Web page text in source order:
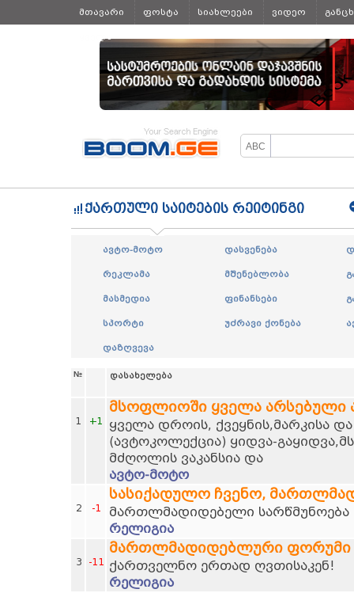
მთავარი ფოსტა სიახლეები ვიდეო
ყველა
ქართული საიტების რეიტინგი
ავტო-მოტო დასვენება
რეკლამა მშენებლობა
მასმედია ფინანსები
სპორტი უძრავი ქონება
დაზღვევა
№ დასახელება
1 +1
მსოფლიოში ყველა არსებული
ყველა დროის, ქვეყნის,მარკისა
(ავტოკოლექცია) ყიდვა-
მძღოლის ვაკანსია და
ავტო-მოტო
2 -1
სასიქადულო ჩვენო,
მართლმადიდებელი სარწმუნოება
რელიგია
3 -11
მართლმადიდებლური ფორუმი
ქართველნო ერთად ღვთისაკენ!
რელიგია